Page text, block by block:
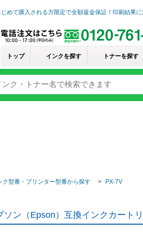
トップ インクを探す トナーを探す
型番・プリンター型番から探す PX-7V
ソン（Epson）互換インクカート